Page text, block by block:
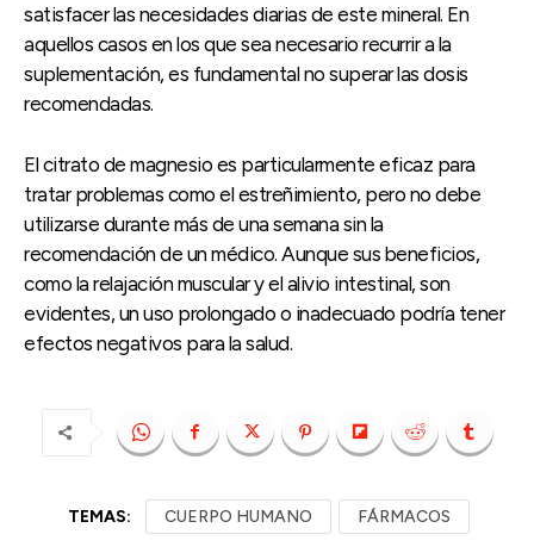
satisfacer las necesidades diarias de este mineral. En
aquellos casos en los que sea necesario recurrir a la
suplementación, es fundamental no superar las dosis
recomendadas.
El citrato de magnesio es particularmente eficaz para
tratar problemas como el estreñimiento, pero no debe
utilizarse durante más de una semana sin la
recomendación de un médico. Aunque sus beneficios,
como la relajación muscular y el alivio intestinal, son
evidentes, un uso prolongado o inadecuado podría tener
efectos negativos para la salud.
TEMAS: CUERPO HUMANO FÁRMACOS